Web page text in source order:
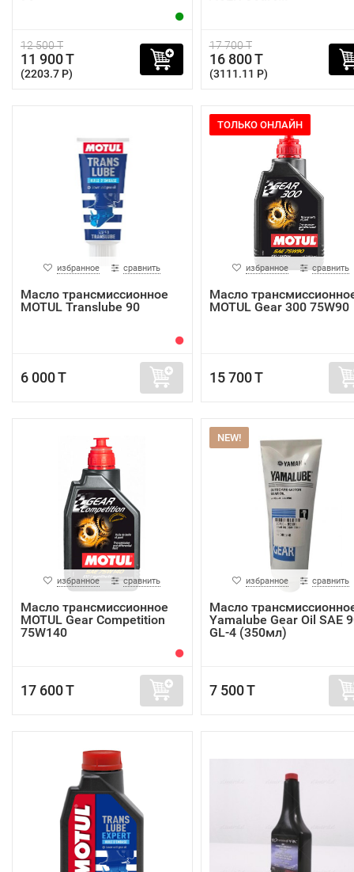
12 500 T
11 900 T
(2203.7 P)
17 700 T
16 800 T
(3111.11 P)
избранное сравнить
Масло трансмиссионное
MOTUL Translube 90
6 000 T
ТОЛЬКО ОНЛАЙН
избранное сравнить
Масло
MOTUL Gear 300 75W90
15 700 T
избранное сравнить
Масло трансмиссионное
MOTUL Gear Competition
75W140
17 600 T
NEW!
избранное сравнить
Масло
Yamalube Gear Oil SAE
GL-4 (350мл)
7 500 T